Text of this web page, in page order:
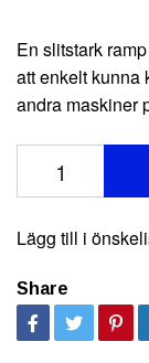
En slitstark
att enkelt kunna
andra maskiner
Lägg till i
Share